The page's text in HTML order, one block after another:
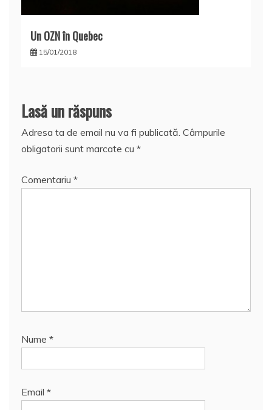
Un OZN în Quebec
15/01/2018
Lasă un răspuns
Adresa ta de email nu va fi publicată. Câmpurile
obligatorii sunt marcate cu *
Comentariu *
Nume *
Email *